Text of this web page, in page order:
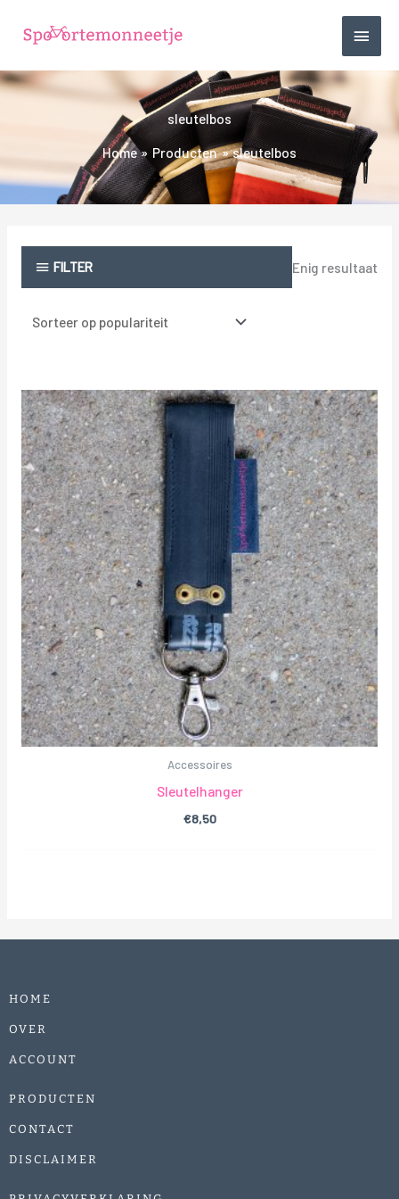
naar
inhoud
sleutelbos
Home
Producten sleutelbos
FILTER Enig resultaat
Accessoires
Sleutelhanger
€8,50
HOME
OVER
ACCOUNT
PRODUCTEN
CONTACT
DISCLAIMER